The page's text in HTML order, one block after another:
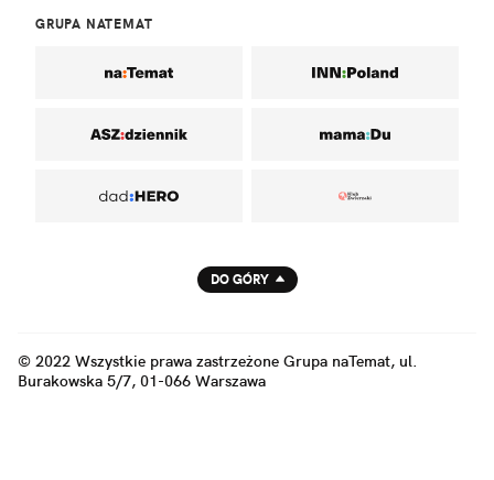
GRUPA NATEMAT
DO GÓRY
© 2022 Wszystkie prawa zastrzeżone Grupa naTemat, ul.
Burakowska 5/7, 01-066 Warszawa